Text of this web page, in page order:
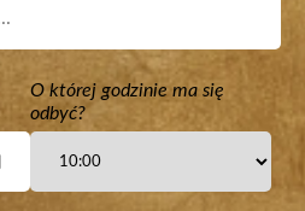
O której godzinie ma się
odbyć?